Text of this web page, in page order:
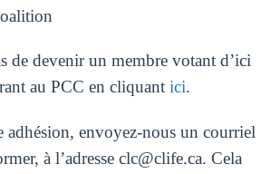
de devenir un membre votant d’ici
au PCC en cliquant ici.
adhésion, envoyez-nous un courriel
à l’adresse clc@clife.ca. Cela